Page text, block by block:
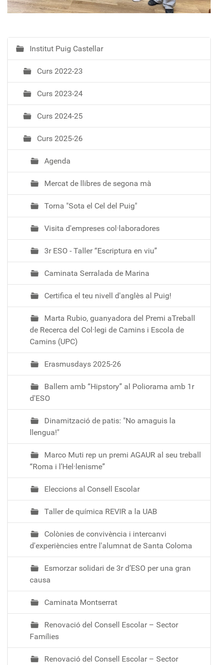
N
a
e
a
Institut Puig Castellar
Curs 2022-23
Curs 2023-24
Curs 2024-25
Curs 2025-26
Agenda
Mercat de llibres de segona mà
Torna "Sota el Cel del Puig"
Visita d'empreses col·laboradores
3r ESO - Taller “Escriptura en viu”
Caminata Serralada de Marina
Certifica el teu nivell d'anglès al Puig!
Marta Rubio, guanyadora del Premi aTreball
de Recerca del Col·legi de Camins i Escola de
Camins (UPC)
Erasmusdays 2025-26
Ballem amb “Hipstory” al Poliorama amb 1r
d'ESO
Dinamització de patis: "No amaguis la
llengua!"
Marco Muti rep un premi AGAUR al seu treball
“Roma i l’Hel·lenisme”
Eleccions al Consell Escolar
Taller de química REVIR a la UAB
Colònies de convivència i intercanvi
d'experiències entre l'alumnat de Santa Coloma
Esmorzar solidari de 3r d’ESO per una gran
causa
Caminata Montserrat
Renovació del Consell Escolar – Sector
Famílies
Renovació del Consell Escolar – Sector